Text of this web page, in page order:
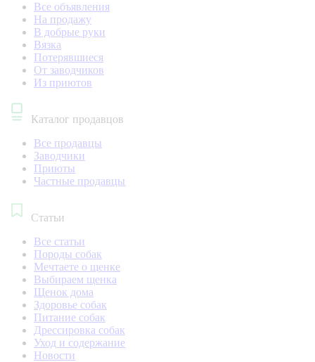
Все объявления
На продажу
В добрые руки
Вязка
Потерявшиеся
От заводчиков
Из приютов
Каталог продавцов
Все продавцы
Заводчики
Приюты
Частные продавцы
Статьи
Все статьи
Породы собак
Мечтаете о щенке
Выбираем щенка
Щенок дома
Здоровье собак
Питание собак
Дрессировка собак
Уход и содержание
Новости